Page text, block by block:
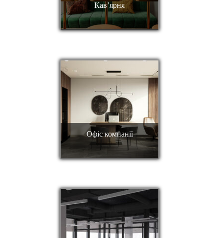
Кав’ярня
Офіс компанії